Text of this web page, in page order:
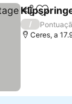
Partilhar
/
Ceres, a